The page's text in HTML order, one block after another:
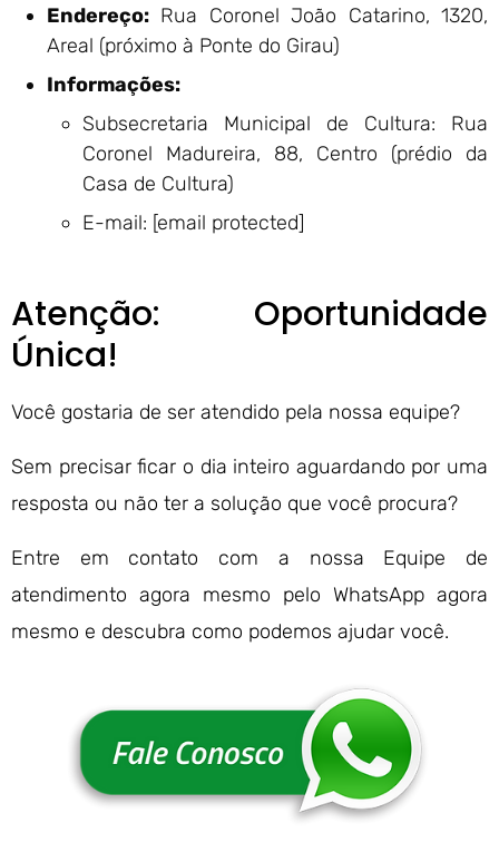
Endereço: Rua Coronel João Catarino, 1320,
Areal (próximo à Ponte do Girau)
Informações:
Subsecretaria Municipal de Cultura: Rua
Coronel Madureira, 88, Centro (prédio da
Casa de Cultura)
E-mail: [email protected]
Atenção: Oportunidade
Única!
Você gostaria de ser atendido pela nossa equipe?
Sem precisar ficar o dia inteiro aguardando por uma
resposta ou não ter a solução que você procura?
Entre em contato com a nossa Equipe de
atendimento agora mesmo pelo WhatsApp agora
mesmo e descubra como podemos ajudar você.